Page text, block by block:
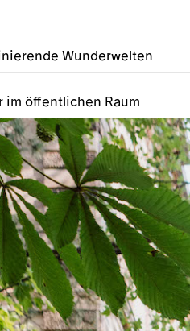
Wunderwelten
im öffentlichen Raum